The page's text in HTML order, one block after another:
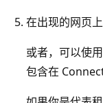
在出现的网页
或者，可以使
包含在